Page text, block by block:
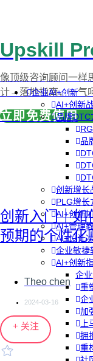
企业AI+创新
AI+创新
品牌DTC
品
创新增长
PLG增长
AI+创新
AI+管理
AI+设计
企业敏捷
AI+创新
企
重
企
加
拥
重
Upskill
像顶级咨询顾问一
计→落地指南，一气
立即免费使用
创新入门｜如
预期的个性化
Theo chen
2024-03-16
+ 关注